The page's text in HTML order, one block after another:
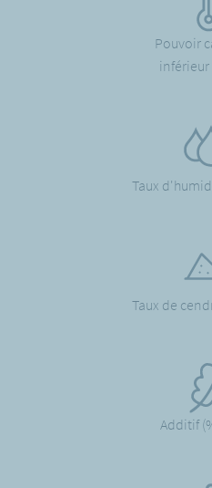
Pouvoir
inférieur
Taux
Taux de
Additif